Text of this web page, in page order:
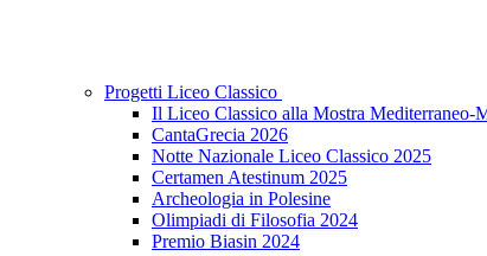
Progetti Liceo Classico
Il Liceo Classico alla Mostra Mediterraneo-
CantaGrecia 2026
Notte Nazionale Liceo Classico 2025
Certamen Atestinum 2025
Archeologia in Polesine
Olimpiadi di Filosofia 2024
Premio Biasin 2024